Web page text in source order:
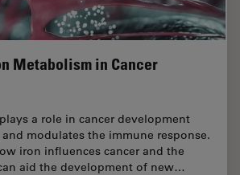
Metabolism in Cancer
a role in cancer development
modulates the immune response.
iron influences cancer and the
aid the development of new…